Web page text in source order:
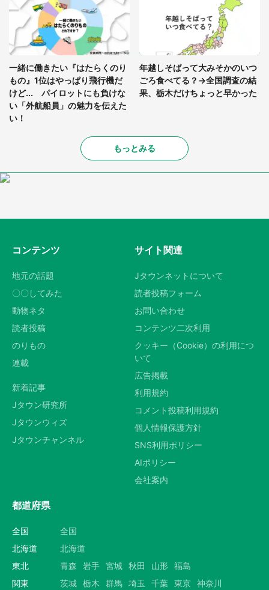
一緒に働きたい『はたらくのり
もの』1位はやっぱり飛行機だ
けど... パイロットにも負けな
い「外航船員」の魅力を伝えた
い！
年越しそばって大みそかのいつ
ごろ食べてる？→全国調査の結
果、栃木だけちょっと早かった
もっとみる
コンテンツ
地元の話題
〇〇してみた
動物ネタ
読者投稿
のりもの
連載
新着記事
Jタウン研究所
Jタウンウィズ
Jタウンチャンネル
サイト関連
Jタウンネットについて
読者投稿フォーム
お問い合わせ
コンテンツ二次利用
クッキー（Cookie）の利用につ
いて
広告掲載
利用規約
コメント投稿利用規約
個人情報保護方針
SNS利用ポリシー
AIポリシー
会社案内
都道府県
全国
全国
北海道
北海道
東北
青森 岩手 宮城 秋田 山形 福島
関東
茨城 栃木 群馬 埼玉 千葉 東京 神奈川